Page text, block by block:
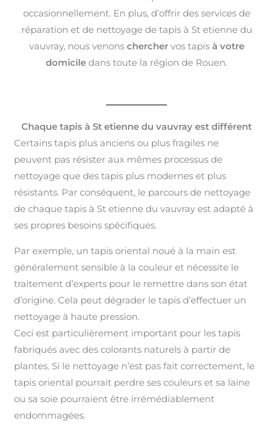
occasionnellement. En plus, d’offrir des services de
réparation et de nettoyage de tapis à St etienne du
vauvray, nous venons chercher vos tapis à votre
domicile dans toute la région de Rouen.
Chaque tapis à St etienne du vauvray est différent
Certains tapis plus anciens ou plus fragiles ne
peuvent pas résister aux mêmes processus de
nettoyage que des tapis plus modernes et plus
résistants. Par conséquent, le parcours de nettoyage
de chaque tapis à St etienne du vauvray est adapté à
ses propres besoins spécifiques.
Par exemple, un tapis oriental noué à la main est
généralement sensible à la couleur et nécessite le
traitement d’experts pour le remettre dans son état
d’origine. Cela peut dégrader le tapis d’effectuer un
nettoyage à haute pression.
Ceci est particulièrement important pour les tapis
fabriqués avec des colorants naturels à partir de
plantes. Si le nettoyage n’est pas fait correctement, le
tapis oriental pourrait perdre ses couleurs et sa laine
ou sa soie pourraient être irrémédiablement
endommagées.